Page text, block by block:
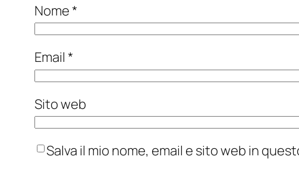
Nome*
Email *
Sito web
Salva il mio nome, email e sito web in